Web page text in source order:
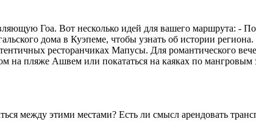
Гоа. Вот несколько идей для вашего маршрута: -
дома в Куэпеме, чтобы узнать об истории
ресторанчиках Мапусы. Для романтического
на пляже Ашвем или покататься на каяках по мангровым
между этими местами? Есть ли смысл арендовать